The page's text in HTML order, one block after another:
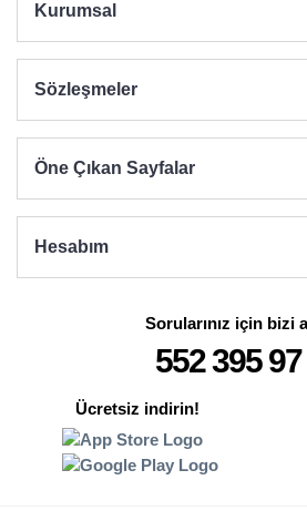
Kurumsal
Sözleşmeler
Öne Çıkan Sayfalar
Hesabım
Sorularınız için bizi
552 395
Ücretsiz indirin!